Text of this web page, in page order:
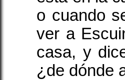
o cuando
ver a
casa, y
¿de dónde